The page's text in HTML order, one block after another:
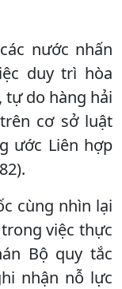
nước nhấn
duy trì hòa
tự do hàng hải
cơ sở luật
ước Liên hợp
cùng nhìn lại
việc thực
Bộ quy tắc
nhận nỗ lực